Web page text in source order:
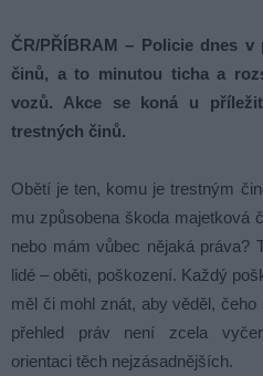
ČR/PŘÍBRAM – Policie dnes
činů, a to minutou ticha a
vozů. Akce se koná u
trestných činů.
Obětí je ten, komu je trestným
mu způsobena škoda majetková
nebo mám vůbec nějaká práva?
lidé – oběti, poškození. Každý
měl či mohl znát, aby věděl,
přehled práv není zcela
orientaci těch nejzásadnějších.